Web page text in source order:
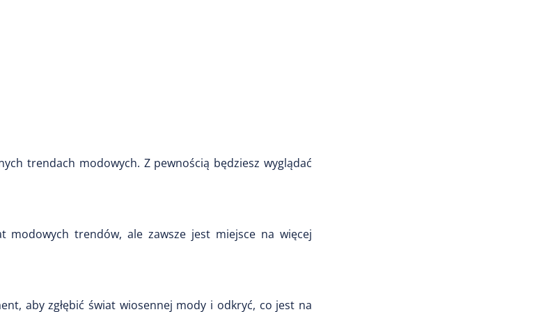
trendach modowych. Z pewnością będziesz wyglądać
modowych trendów, ale zawsze jest miejsce na więcej
aby zgłębić świat wiosennej mody i odkryć, co jest na